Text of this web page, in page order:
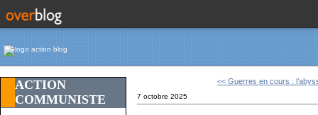
ACTION
COMMUNISTE
<< Guerres en cours :
7 octobre 2025